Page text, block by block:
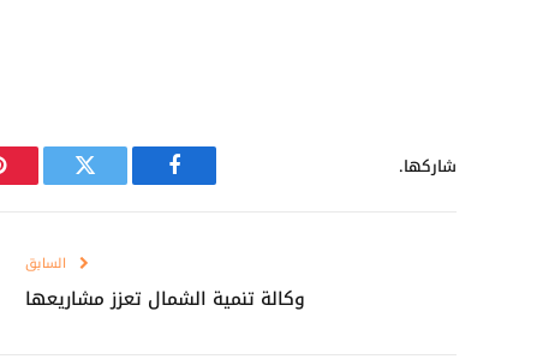
شاركها.
فيسبوك تويتر
السابق
وكالة تنمية الشمال تعزز مشاريعها